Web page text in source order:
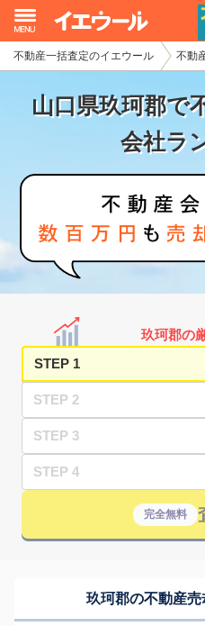
不動産一括査定のイエウール 不動
山口県玖珂郡で
会社ラ
玖珂郡の
STEP 1
STEP 2
STEP 3
STEP 4
完全無料
玖珂郡の不動産
イエウール加盟希望の不動産
初めての方へ
不動産の売却・一括査定
家査定シミュレーター
お問い合わせ